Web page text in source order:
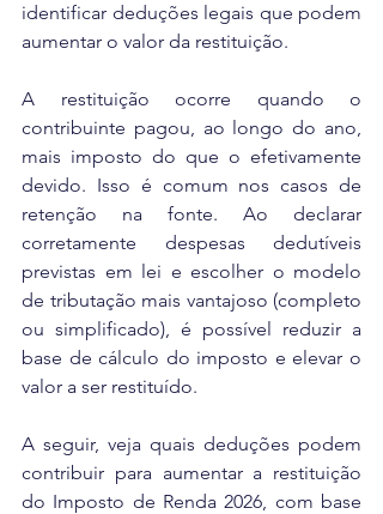
identificar deduções legais que podem
aumentar o valor da restituição.
A restituição ocorre quando o
contribuinte pagou, ao longo do ano,
mais imposto do que o efetivamente
devido. Isso é comum nos casos de
retenção na fonte. Ao declarar
corretamente despesas dedutíveis
previstas em lei e escolher o modelo
de tributação mais vantajoso (completo
ou simplificado), é possível reduzir a
base de cálculo do imposto e elevar o
valor a ser restituído.
A seguir, veja quais deduções podem
contribuir para aumentar a restituição
do Imposto de Renda 2026, com base